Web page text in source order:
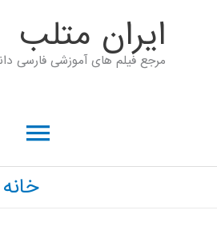
ايران متلب
مرجع فیلم های آموزشی فارسی
خانه